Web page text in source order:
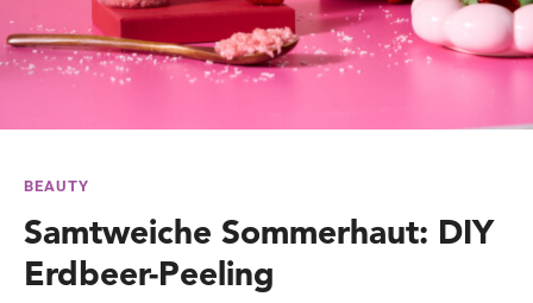
Freitag
FREITAG 09:00— 19:00
BEAUTY
Samtweiche Sommerhaut: DIY
Erdbeer-Peeling